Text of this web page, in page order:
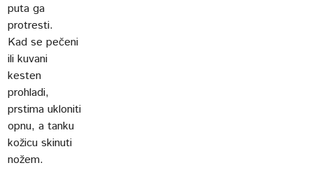
puta ga
protresti.
Kad se pečeni
ili kuvani
kesten
prohladi,
prstima ukloniti
opnu, a tanku
kožicu skinuti
nožem.